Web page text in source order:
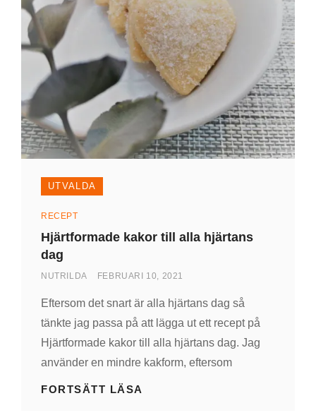
UTVALDA
Kategorier
RECEPT
Hjärtformade kakor till alla hjärtans
dag
AV
NUTRILDA
PUBLICERAD
FEBRUARI 10, 2021
Eftersom det snart är alla hjärtans dag så
tänkte jag passa på att lägga ut ett recept på
Hjärtformade kakor till alla hjärtans dag. Jag
använder en mindre kakform, eftersom
FORTSÄTT LÄSA